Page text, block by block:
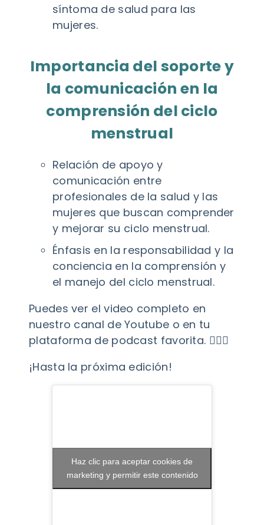
síntoma de salud para las
mujeres.
Importancia del soporte y
la comunicación en la
comprensión del ciclo
menstrual
Relación de apoyo y
comunicación entre
profesionales de la salud y las
mujeres que buscan comprender
y mejorar su ciclo menstrual.
Énfasis en la responsabilidad y la
conciencia en la comprensión y
el manejo del ciclo menstrual.
Puedes ver el video completo en
nuestro canal de Youtube o en tu
plataforma de podcast favorita. 👇🏻✨
¡Hasta la próxima edición!
Haz clic para aceptar cookies de
marketing y permitir este contenido